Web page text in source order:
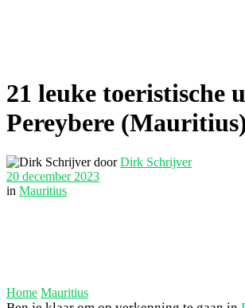
21 leuke toeristische
Pereybere
door Dirk Schrijver
20 december 2023
in Mauritius
Home Mauritius